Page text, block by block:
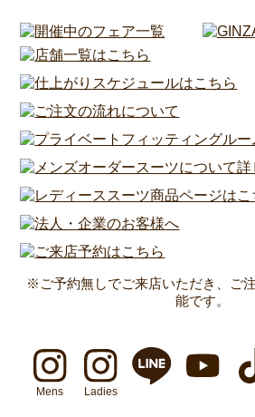
※ご予約無しでご来店いただき、ご
能です。
Mens Ladies